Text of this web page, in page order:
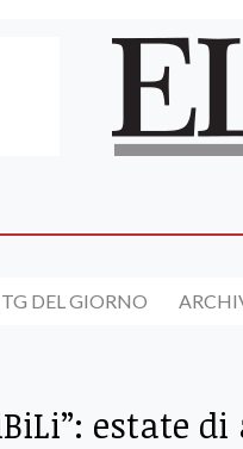
TG DEL GIORNO
estate